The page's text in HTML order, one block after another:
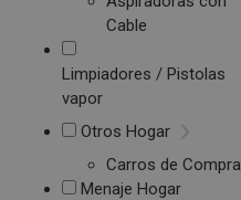
Cable
Limpiadores / Pistolas
vapor
Otros Hogar
Carros de Compra
Menaje Hogar